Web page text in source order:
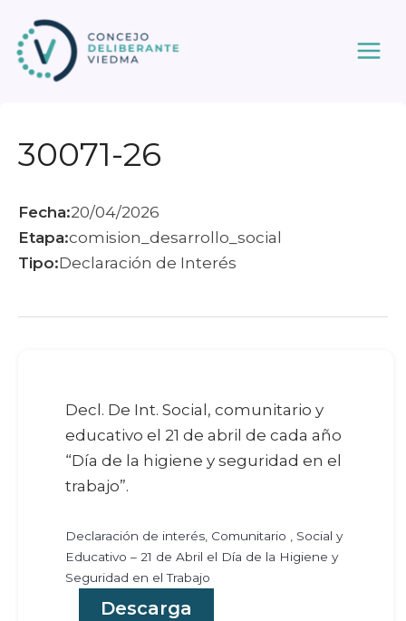
contenido
30071-26
Fecha:20/04/2026
Etapa:comision_desarrollo_social
Tipo:Declaración de Interés
Decl. De Int. Social, comunitario y
educativo el 21 de abril de cada año
“Día de la higiene y seguridad en el
trabajo”.
Declaración de interés, Comunitario , Social y
Educativo – 21 de Abril el Día de la Higiene y
Seguridad en el Trabajo
Descarga